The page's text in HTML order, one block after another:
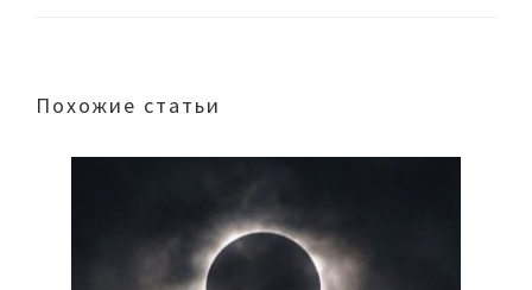
Похожие статьи